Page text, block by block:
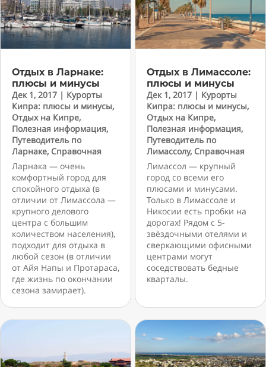
Отдых в Ларнаке:
плюсы и минусы
Дек 1, 2017 | Курорты
Кипра: плюсы и минусы,
Отдых на Кипре,
Полезная информация,
Путеводитель по
Ларнаке, Справочная
Ларнака — очень
комфортный город для
спокойного отдыха (в
отличии от Лимассола —
крупного делового
центра с большим
количеством населения),
подходит для отдыха в
любой сезон (в отличии
от Айя Напы и Протараса,
где жизнь по окончании
сезона замирает).
Отдых в Лимассоле:
плюсы и минусы
Дек 1, 2017 | Курорты
Кипра: плюсы и минусы,
Отдых на Кипре,
Полезная информация,
Путеводитель по
Лимассолу, Справочная
Лимассол — крупный
город со всеми его
плюсами и минусами.
Только в Лимассоле и
Никосии есть пробки на
дорогах! Рядом с 5-
звёздочными отелями и
сверкающими офисными
центрами могут
соседствовать бедные
кварталы.